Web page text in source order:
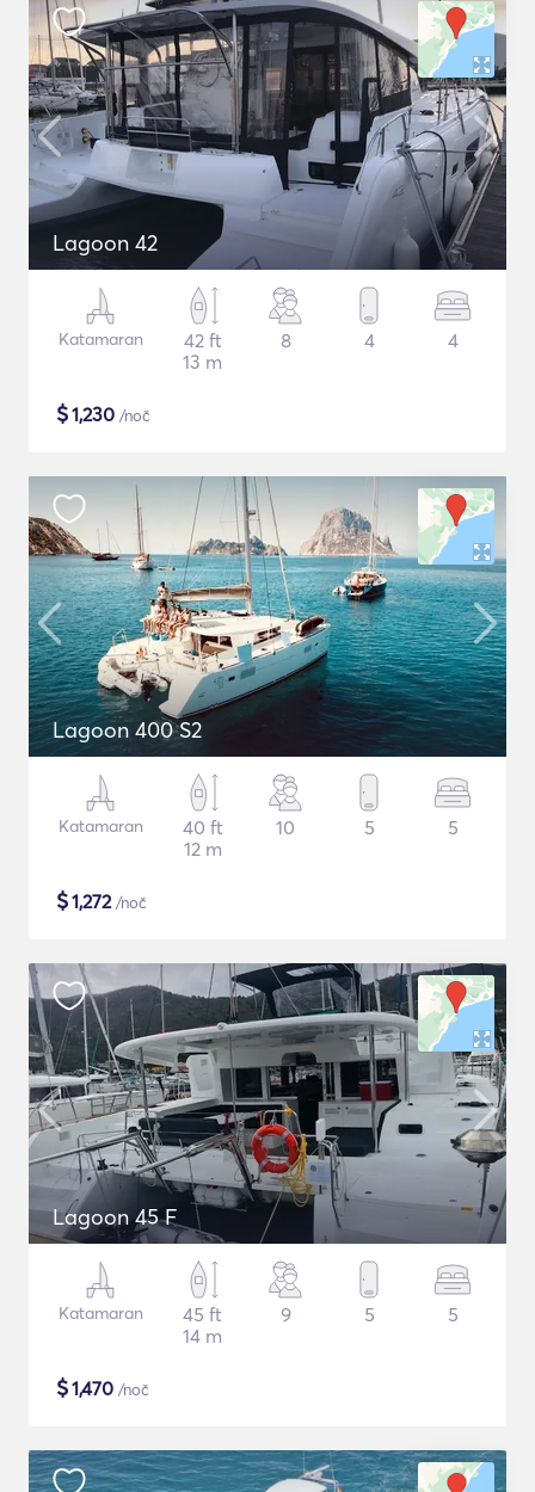
Lagoon 42
Katamaran
42 ft
13 m
8 4 4
$1,230 /noč
Lagoon 400 S2
Katamaran
40 ft
12 m
10 5 5
$1,272/noč
Lagoon 45 F
Katamaran
45 ft
14 m
9 5 5
$1,470 /noč